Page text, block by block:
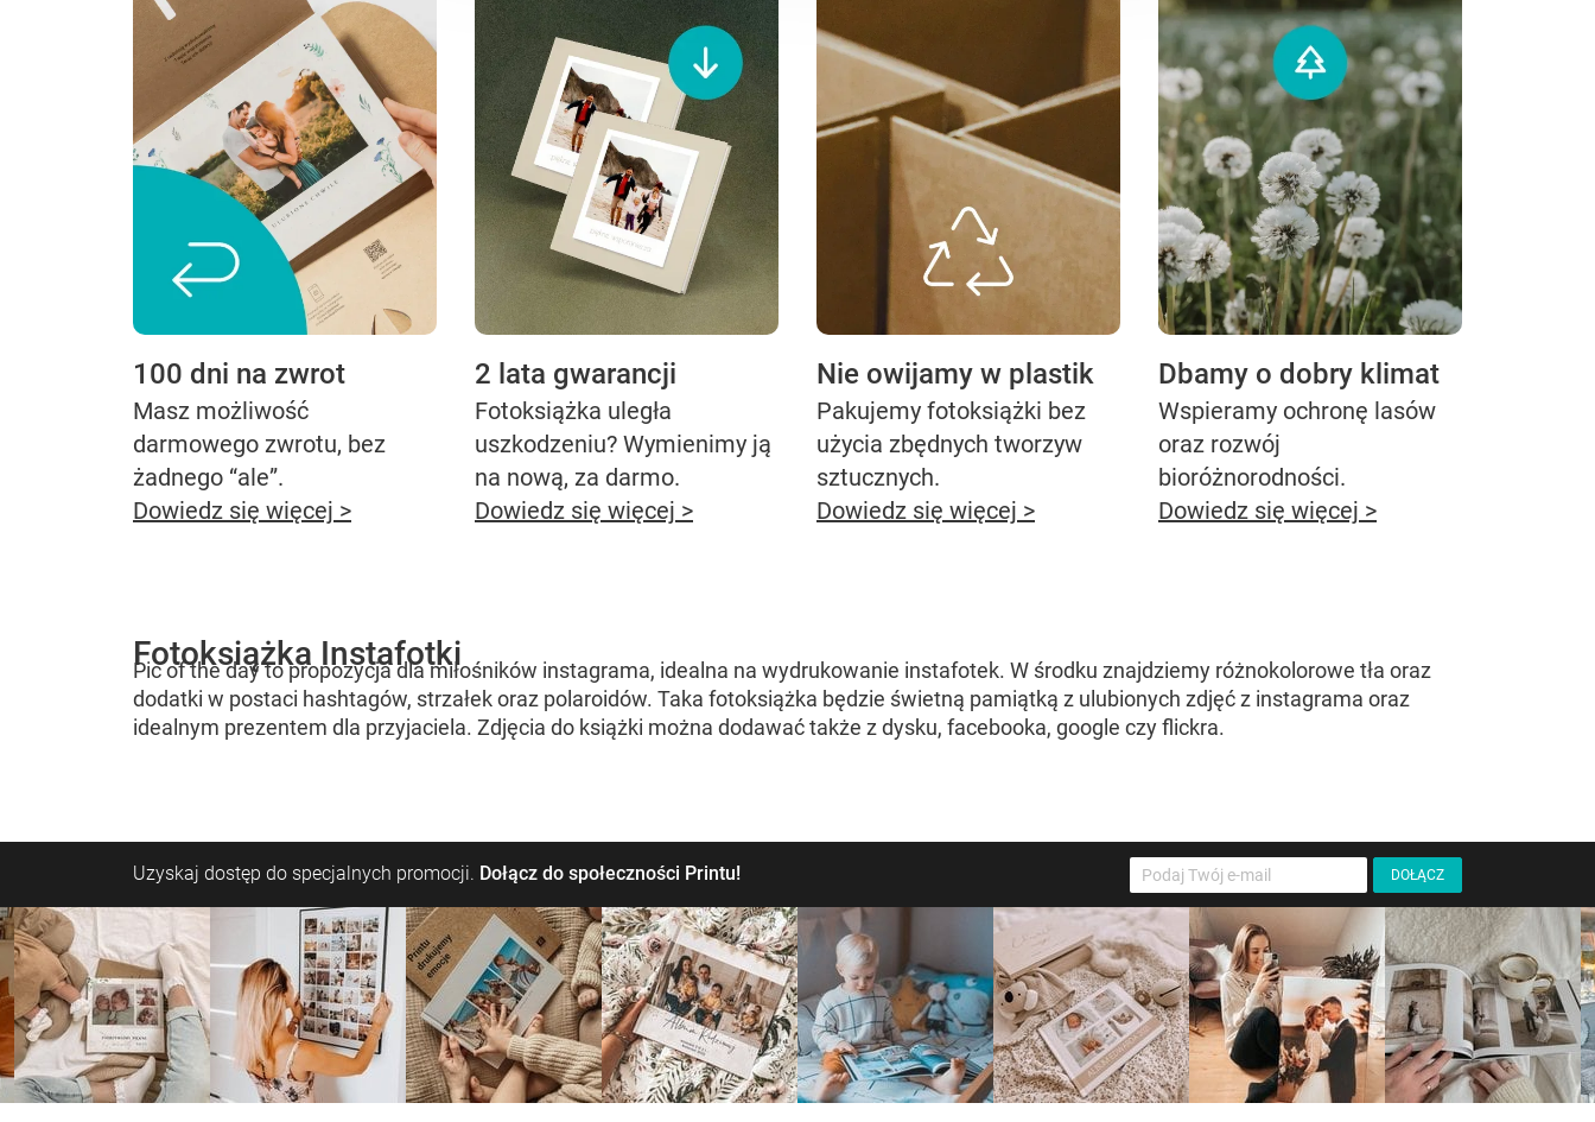
100 dni na zwrot
Masz możliwość
darmowego zwrotu, bez
żadnego “ale”.
Dowiedz się więcej >
2 lata gwarancji
Fotoksiążka uległa
uszkodzeniu? Wymienimy ją
na nową, za darmo.
Dowiedz się więcej >
Nie owijamy w plastik
Pakujemy fotoksiążki bez
użycia zbędnych tworzyw
sztucznych.
Dowiedz się więcej >
Dbamy o dobry klimat
Wspieramy ochronę lasów
oraz rozwój
bioróżnorodności.
Dowiedz się więcej >
Fotoksiążka Instafotki
Pic of the day to propozycja dla miłośników instagrama, idealna na wydrukowanie instafotek. W środku znajdziemy różnokolorowe tła oraz
dodatki w postaci hashtagów, strzałek oraz polaroidów. Taka fotoksiążka będzie świetną pamiątką z ulubionych zdjęć z instagrama oraz
idealnym prezentem dla przyjaciela. Zdjęcia do książki można dodawać także z dysku, facebooka, google czy flickra.
Uzyskaj dostęp do specjalnych promocji. Dołącz do społeczności Printu!